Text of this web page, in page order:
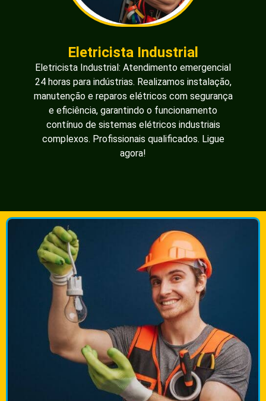
Eletricista Industrial
Eletricista Industrial: Atendimento emergencial
24 horas para indústrias. Realizamos instalação,
manutenção e reparos elétricos com segurança
e eficiência, garantindo o funcionamento
contínuo de sistemas elétricos industriais
complexos. Profissionais qualificados. Ligue
agora!